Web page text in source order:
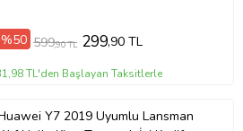
%50 599,90 TL 299,90 TL
TL'den Başlayan Taksitlerle
Y7 2019 Uyumlu Lansman